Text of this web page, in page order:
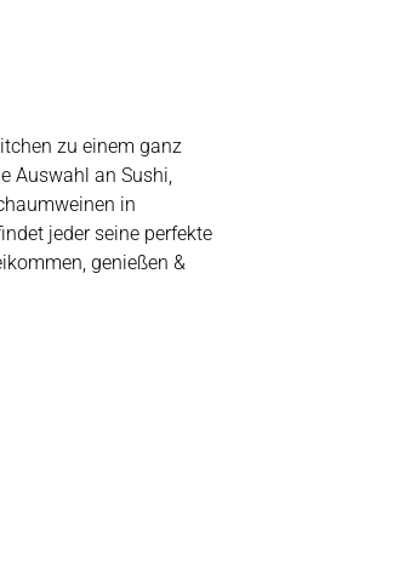
zu einem ganz
Auswahl an Sushi,
in
jeder seine perfekte
genießen &